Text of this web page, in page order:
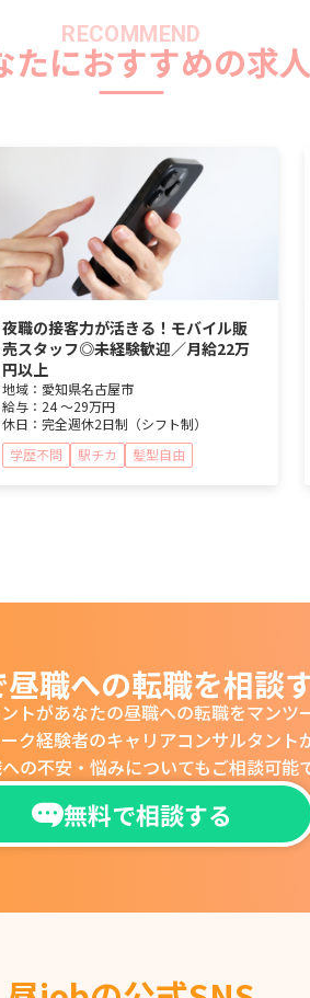
RECOMMEND
たにおすすめの求人
夜職の接客力が活きる！モバイル販
売スタッフ◎未経験歓迎／月給22万
円以上
地域： 愛知県名古屋市
給与： 24 ～29万円
休日： 完全週休2日制（シフト制）
学歴不問
駅チカ 髪型自由
職への転職を相談
トがあなたの昼職への転職をマンツ
ク経験者のキャリアコンサルタント
の不安・悩みについてもご相談可能
無料で相談する